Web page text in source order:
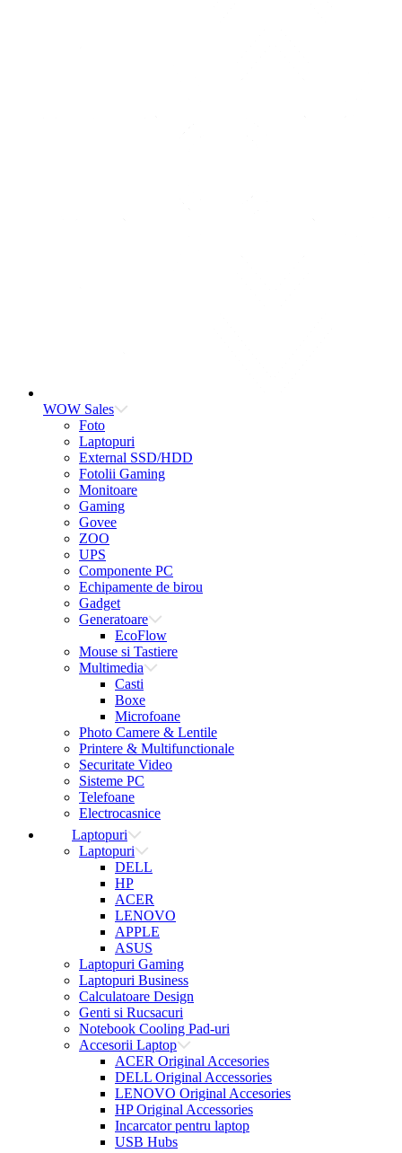
WOW Sales
Foto
Laptopuri
External SSD/HDD
Fotolii Gaming
Monitoare
Gaming
Govee
ZOO
UPS
Componente PC
Echipamente de birou
Gadget
Generatoare
EcoFlow
Mouse si Tastiere
Multimedia
Casti
Boxe
Microfoane
Photo Camere & Lentile
Printere & Multifunctionale
Securitate Video
Sisteme PC
Telefoane
Electrocasnice
Laptopuri
Laptopuri
DELL
HP
ACER
LENOVO
APPLE
ASUS
Laptopuri Gaming
Laptopuri Business
Calculatoare Design
Genti si Rucsacuri
Notebook Cooling Pad-uri
Accesorii Laptop
ACER Original Accesories
DELL Original Accessories
LENOVO Original Accesories
HP Original Accessories
Incarcator pentru laptop
USB Hubs